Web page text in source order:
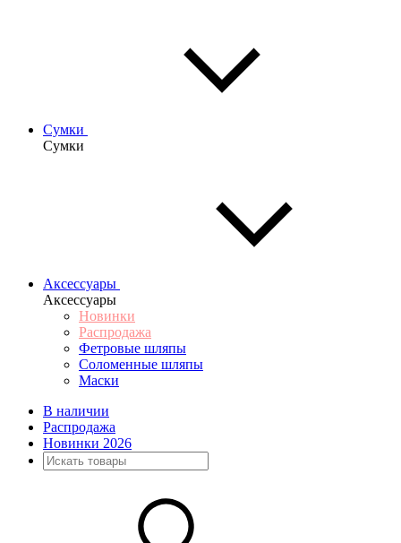
Сумки
Сумки
Аксессуары
Аксессуары
Новинки
Распродажа
Фетровые шляпы
Соломенные шляпы
Маски
В наличии
Распродажа
Новинки 2026